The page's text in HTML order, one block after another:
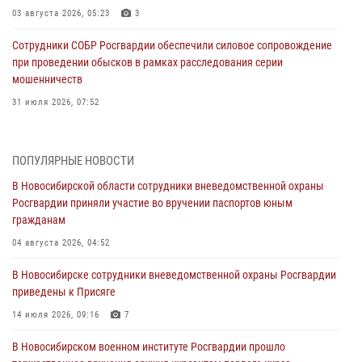
03 августа 2026, 05:23 3
Сотрудники СОБР Росгвардии обеспечили силовое сопровождение
при проведении обысков в рамках расследования серии
мошенничеств
31 июля 2026, 07:52
При силовой поддержке бойцов ОМОН и СОБР Росгвардии
пресечена деятельность группы лиц, причастных к мошенничеству
в сфере страхования
В Новосибирске сотрудниками вневедомственной охраны
Росгвардии задержан гражданин, находящийся в розыске
ПОПУЛЯРНЫЕ НОВОСТИ
В Новосибирской области сотрудники вневедомственной охраны
Росгвардии приняли участие во вручении паспортов юным
гражданам
04 августа 2026, 04:52
В Новосибирске сотрудники вневедомственной охраны Росгвардии
приведены к Присяге
14 июля 2026, 09:16 7
В Новосибирском военном институте Росгвардии прошло